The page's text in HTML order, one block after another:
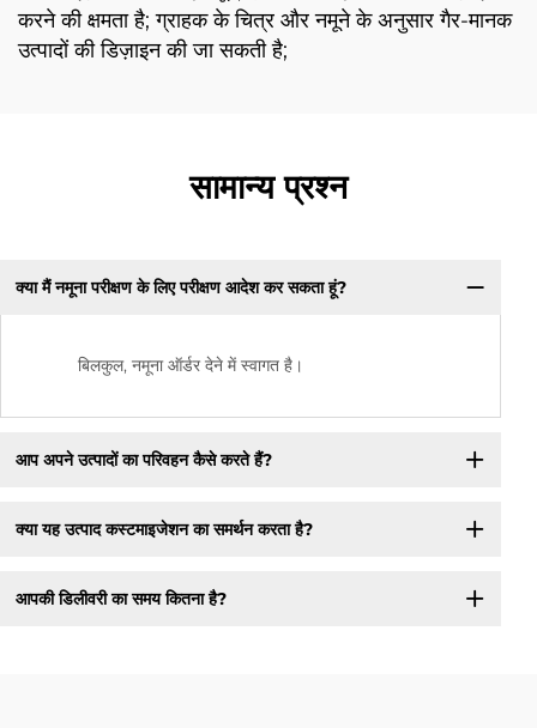
करने की क्षमता है; ग्राहक के चित्र और नमूने के अनुसार गैर-मानक
उत्पादों की डिज़ाइन की जा सकती है;
सामान्य प्रश्न
क्या मैं नमूना परीक्षण के लिए परीक्षण आदेश कर सकता हूं?
बिलकुल, नमूना ऑर्डर देने में स्वागत है।
आप अपने उत्पादों का परिवहन कैसे करते हैं?
क्या यह उत्पाद कस्टमाइजेशन का समर्थन करता है?
आपकी डिलीवरी का समय कितना है?